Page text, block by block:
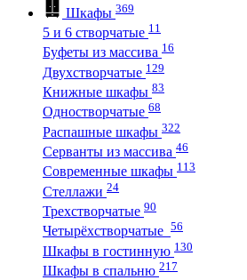
Шкафы 369
5 и 6 створчатые 11
Буфеты из массива 16
Двухстворчатые 129
Книжные шкафы 83
Одностворчатые 68
Распашные шкафы 322
Серванты из массива 46
Современные шкафы 113
Стеллажи 24
Трехстворчатые 90
Четырёхстворчатые 56
Шкафы в гостинную 130
Шкафы в спальню 217